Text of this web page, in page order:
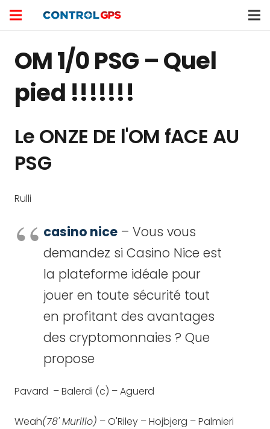
OM 1/0 PSG – Quel
pied !!!!!!!
Le ONZE DE l'OM fACE AU
PSG
Rulli
casino nice – Vous vous
demandez si Casino Nice est
la plateforme idéale pour
jouer en toute sécurité tout
en profitant des avantages
des cryptomonnaies ? Que
propose
Pavard – Balerdi (c) – Aguerd
Weah(78' Murillo) – O'Riley – Hojbjerg – Palmieri